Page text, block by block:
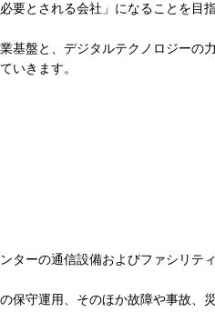
要とされる会社」になることを目
基盤と、デジタルテクノロジーの
いきます。
ターの通信設備およびファシリテ
保守運用、そのほか故障や事故、